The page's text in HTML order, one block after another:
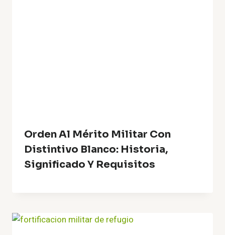
Orden Al Mérito Militar Con
Distintivo Blanco: Historia,
Significado Y Requisitos